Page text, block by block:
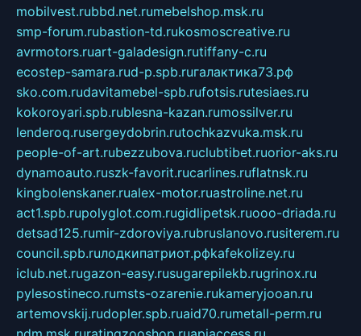
mobilvest.rubbd.net.rumebelshop.msk.ru
smp-forum.rubastion-td.rukosmoscreative.ru
avrmotors.ruart-galadesign.rutiffany-c.ru
ecostep-samara.rud-p.spb.ruгалактика73.рф
sko.com.rudavitamebel-spb.rufotsis.rutesiaes.ru
kokoroyari.spb.rublesna-kazan.rumossilver.ru
lenderoq.rusergeydobrin.rutochkazvuka.msk.ru
people-of-art.rubezzubova.ruclubtibet.ruorior-aks.ru
dynamoauto.ruszk-favorit.rucarlines.ruflatnsk.ru
kingbolenskaner.rualex-motor.ruastroline.net.ru
act1.spb.rupolyglot.com.rugidlipetsk.ruooo-driada.ru
detsad125.rumir-zdoroviya.rubruslanovo.rusiterem.ru
council.spb.ruлодкипатриот.рфkafekolizey.ru
iclub.net.rugazon-easy.rusugarepilekb.rugrinox.ru
pylesostineco.rumsts-ozarenie.rukameryjooan.ru
artemovskij.rudopler.spb.ruaid70.rumetall-perm.ru